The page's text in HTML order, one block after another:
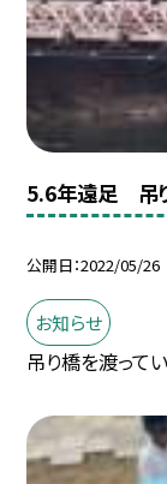
5.6年遠足 吊
公開日 2022/05/26
お知らせ
吊り橋を渡って